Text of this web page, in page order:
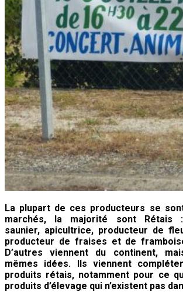
La plupart de ces producteurs se
marchés, la majorité sont Rétais
saunier, apicultrice, producteur de
producteur de fraises et de
D’autres viennent du continent,
mêmes idées. Ils viennent
produits rétais, notamment pour ce
produits d’élevage qui n’existent pas